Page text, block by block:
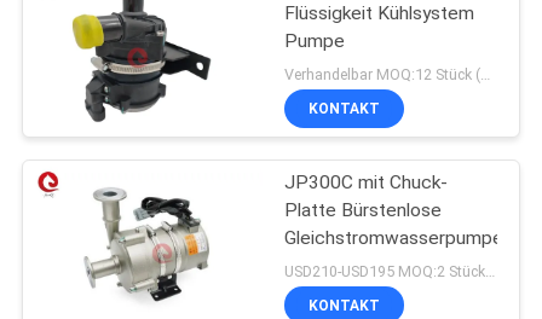
Flüssigkeit Kühlsystem
Pumpe
KONTAKT
JP300C mit Chuck-
Platte Bürstenlose
Gleichstromwasserpumpe
KONTAKT